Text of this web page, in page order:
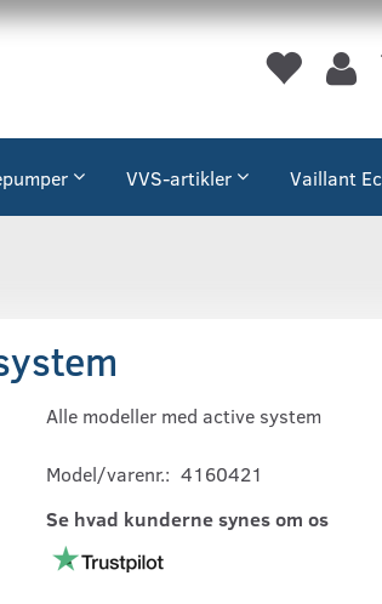
VVS-artikler Vaillant
Alle modeller med active system
Model/varenr.: 4160421
Se hvad kunderne synes om os